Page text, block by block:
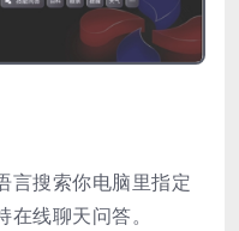
言搜索你电脑里指定
线聊天问答。